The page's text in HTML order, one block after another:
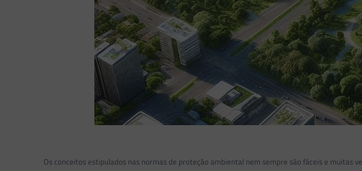
Os conceitos estipulados nas normas de proteção ambiental nem sempre são fáceis e